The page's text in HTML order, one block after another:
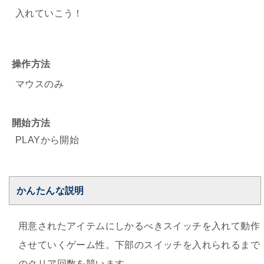
入れていこう！
操作方法
マウスのみ
開始方法
PLAYから開始
かんたんな説明
用意されたアイテムにしかるべきスイッチを入れて動作
させていくゲーム性。下部のスイッチを入れられるまで